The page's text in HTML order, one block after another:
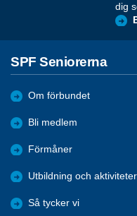
dig
SPF Seniorerna
Om förbundet
Bli medlem
Förmåner
Utbildning och aktiviteter
Så tycker vi